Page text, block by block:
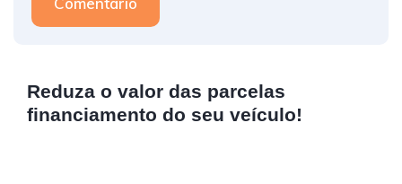
Reduza o valor das parcelas
financiamento do seu veículo!